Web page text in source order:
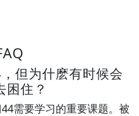
但为什麽有时候会
困住？
需要学习的重要课题。被